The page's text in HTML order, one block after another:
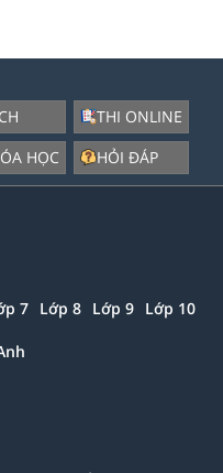
HỌC
THI ONLINE
HỎI ĐÁP
7 Lớp 8 Lớp 9 Lớp 10